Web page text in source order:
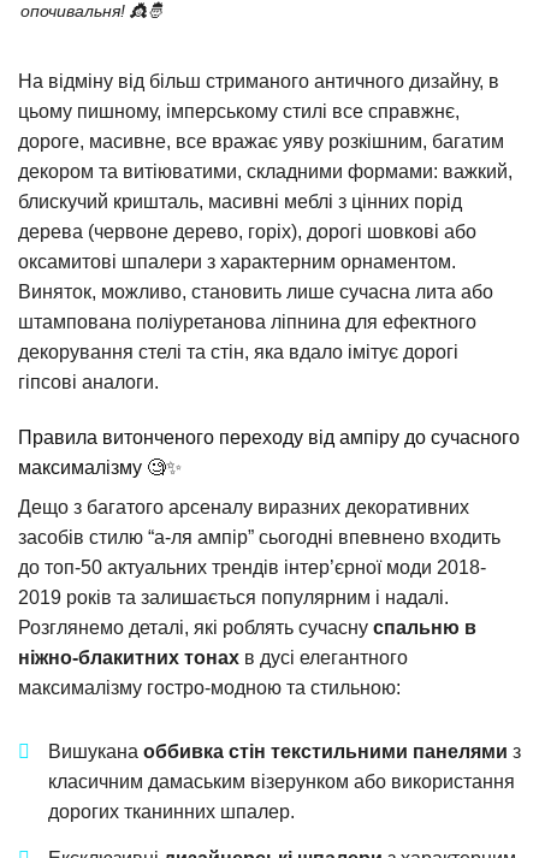
опочивальня! 👸🤴
На відміну від більш стриманого античного дизайну, в
цьому пишному, імперському стилі все справжнє,
дороге, масивне, все вражає уяву розкішним, багатим
декором та витіюватими, складними формами: важкий,
блискучий кришталь, масивні меблі з цінних порід
дерева (червоне дерево, горіх), дорогі шовкові або
оксамитові шпалери з характерним орнаментом.
Виняток, можливо, становить лише сучасна лита або
штампована поліуретанова ліпнина для ефектного
декорування стелі та стін, яка вдало імітує дорогі
гіпсові аналоги.
Правила витонченого переходу від ампіру до сучасного
максималізму 🧐✨
Дещо з багатого арсеналу виразних декоративних
засобів стилю “а-ля ампір” сьогодні впевнено входить
до топ-50 актуальних трендів інтер’єрної моди 2018-
2019 років та залишається популярним і надалі.
Розглянемо деталі, які роблять сучасну спальню в
ніжно-блакитних тонах в дусі елегантного
максималізму гостро-модною та стильною:
Вишукана оббивка стін текстильними панелями з
класичним дамаським візерунком або використання
дорогих тканинних шпалер.